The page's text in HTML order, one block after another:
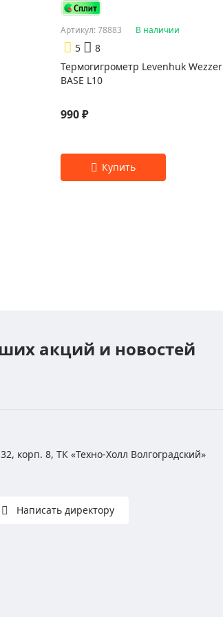
Артикул: 78883 В наличии
5
8
Термогигрометр Levenhuk Wezzer
BASE L10
990 ₽
акций и новостей
корп. 8, ТК «Техно-Холл Волгоградский»
Написать директору